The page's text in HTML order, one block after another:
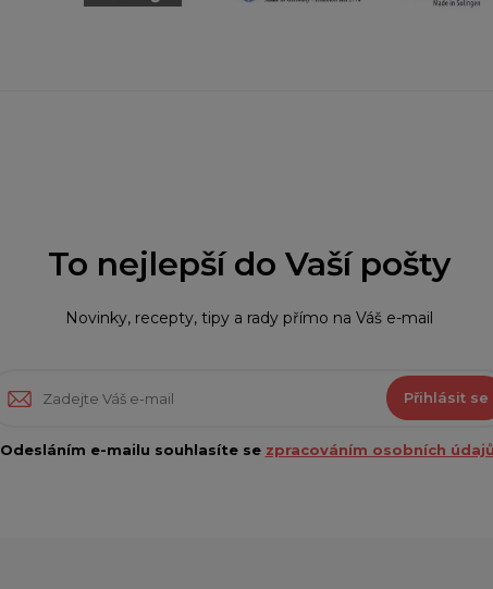
To nejlepší do Vaší pošty
Novinky, recepty, tipy a rady přímo na Váš e-mail
Přihlásit se
Odesláním e-mailu souhlasíte se zpracováním osobních